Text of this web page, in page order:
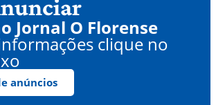
Jornal O Florense
clique no
anúncios